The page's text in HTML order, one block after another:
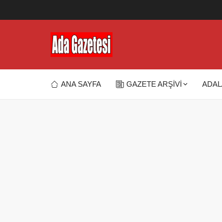
ANA SAYFA GAZETE ARŞİVİ